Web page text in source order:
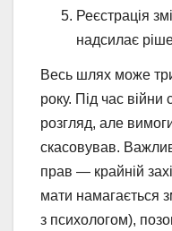
Реєстрація
надсилає
Весь шлях може
року. Під час війни
розгляд, але
скасовував.
прав — крайній
мати намагається
з психологом),